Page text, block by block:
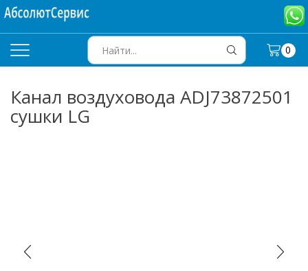
INPUT
0
Канал воздуховода ADJ73872501
сушки LG